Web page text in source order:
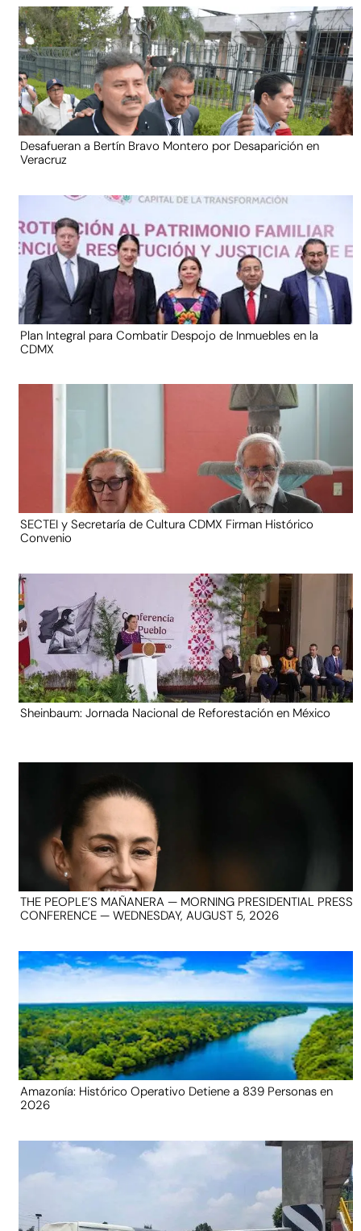
Desafueran a Bertín Bravo Montero por Desaparición en
Veracruz
Plan Integral para Combatir Despojo de Inmuebles en la
CDMX
SECTEI y Secretaría de Cultura CDMX Firman Histórico
Convenio
Sheinbaum: Jornada Nacional de Reforestación en México
THE PEOPLE’S MAÑANERA — MORNING PRESIDENTIAL PRESS
CONFERENCE — WEDNESDAY, AUGUST 5, 2026
Amazonía: Histórico Operativo Detiene a 839 Personas en
2026